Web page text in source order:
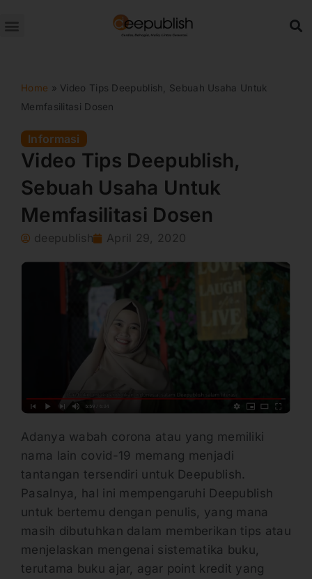
ke
Home » Video Tips Deepublish, Sebuah Usaha Untuk
Memfasilitasi Dosen
Informasi
Video Tips Deepublish,
Sebuah Usaha Untuk
Memfasilitasi Dosen
deepublish April 29, 2020
Adanya wabah corona atau yang memiliki
nama lain covid-19 memang menjadi
tantangan tersendiri untuk Deepublish.
Pasalnya, hal ini mempengaruhi Deepublish
untuk bertemu dengan penulis, yang mana
masih dibutuhkan dalam memberikan tips atau
menjelaskan mengenai sistematika buku,
terutama buku ajar, agar point kredit yang